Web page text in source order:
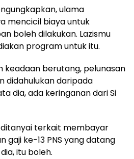
ulama
mencicil biaya untuk
boleh dilakukan. Lazismu
program untuk itu.
keadaan berutang, pelunasan
didahulukan daripada
dia, ada keringanan dari Si
terkait membayar
gaji ke-13 PNS yang datang
itu boleh.